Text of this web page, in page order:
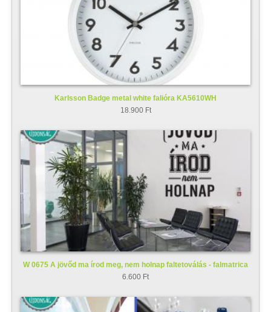
Karlsson Badge metal white falióra KA5610WH
18.900 Ft
W 0675 A jövőd ma írod meg, nem holnap faltetoválás - falmatrica
6.600 Ft